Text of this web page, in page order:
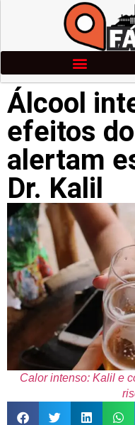
Álcool
efeitos
alertam
Dr. Kalil
Calor intenso: Kalil e